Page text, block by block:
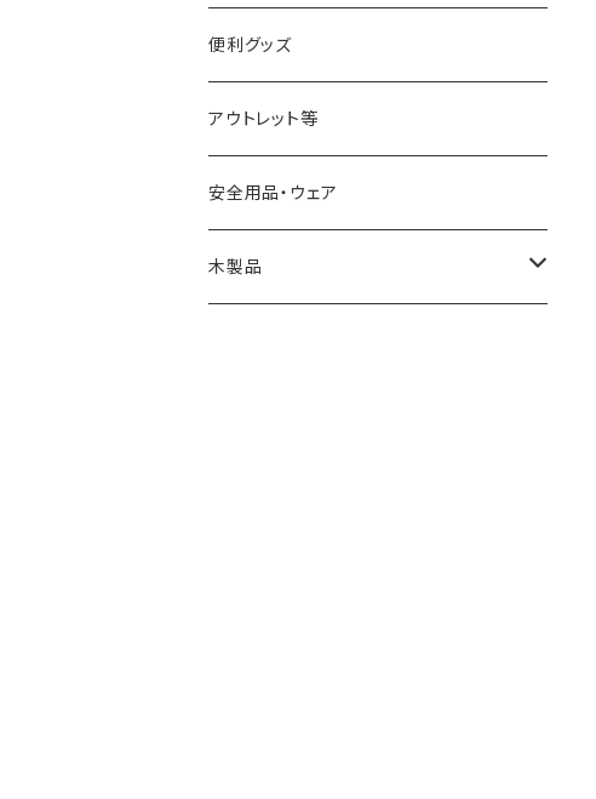
ストレートドリル
サンディング用品
便利グッズ
アウトレット等
安全用品・ウェア
木製品